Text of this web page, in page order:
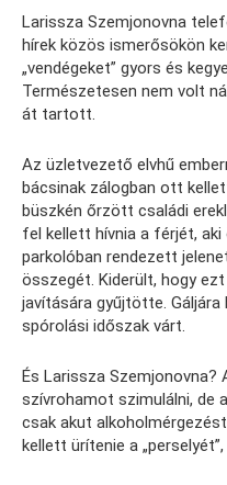
Larissza Szemjonovna
hírek közös ismerősökön
„vendégeket” gyors és
Természetesen nem volt
át tartott.
Az üzletvezető elvhű
bácsinak zálogban ott
büszkén őrzött családi
fel kellett hívnia a férjét,
parkolóban rendezett
összegét. Kiderült, hogy
javítására gyűjtötte.
spórolási időszak várt.
És Larissza Szemjonovna?
szívrohamot szimulálni,
csak akut
kellett ürítenie a